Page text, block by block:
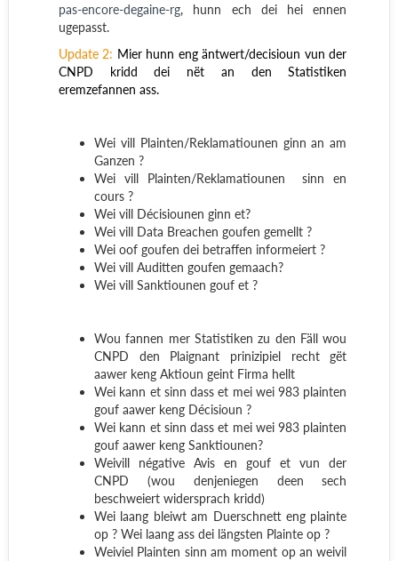
pas-encore-degaine-rg, hunn ech dei hei ennen
ugepasst.
Update 2: Mier hunn eng äntwert/decisioun vun der
CNPD kridd dei nët an den Statistiken
eremzefannen ass.
Wei vill Plainten/Reklamatiounen ginn an am
Ganzen ?
Wei vill Plainten/Reklamatiounen sinn en
cours ?
Wei vill Décisiounen ginn et?
Wei vill Data Breachen goufen gemellt ?
Wei oof goufen dei betraffen informeiert ?
Wei vill Auditten goufen gemaach?
Wei vill Sanktiounen gouf et ?
Wou fannen mer Statistiken zu den Fäll wou
CNPD den Plaignant prinizipiel recht gët
aawer keng Aktioun geint Firma hellt
Wei kann et sinn dass et mei wei 983 plainten
gouf aawer keng Décisioun ?
Wei kann et sinn dass et mei wei 983 plainten
gouf aawer keng Sanktiounen?
Weivill négative Avis en gouf et vun der
CNPD (wou denjeniegen deen sech
beschweiert widersprach kridd)
Wei laang bleiwt am Duerschnett eng plainte
op ? Wei laang ass dei längsten Plainte op ?
Weiviel Plainten sinn am moment op an weivil